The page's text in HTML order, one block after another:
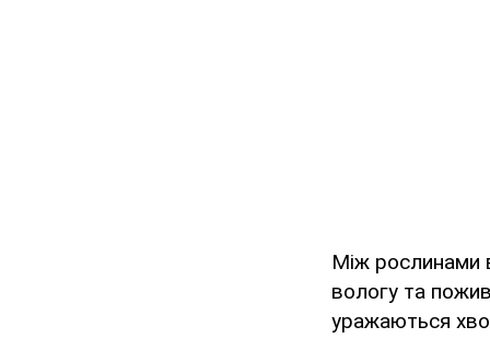
Між рослинами
вологу та
уражаються